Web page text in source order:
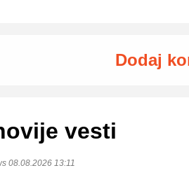
Dodaj
vesti
08.08.2026 13:11